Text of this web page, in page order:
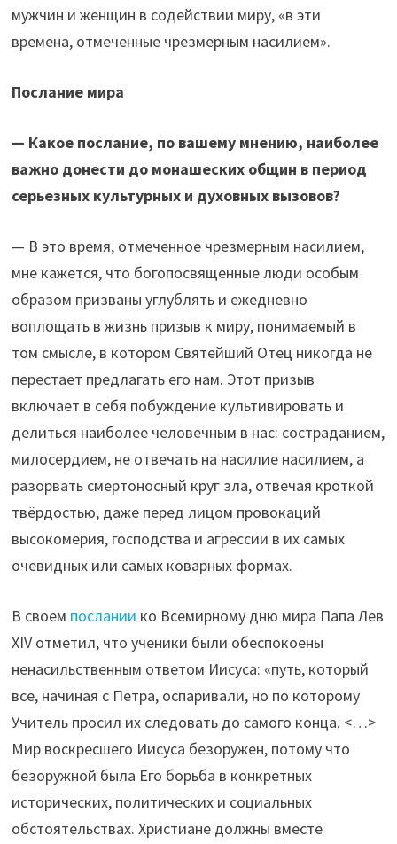
мужчин и женщин в содействии миру, «в эти
времена, отмеченные чрезмерным насилием».
Послание мира
— Какое послание, по вашему мнению, наиболее
важно донести до монашеских общин в период
серьезных культурных и духовных вызовов?
— В это время, отмеченное чрезмерным насилием,
мне кажется, что богопосвященные люди особым
образом призваны углублять и ежедневно
воплощать в жизнь призыв к миру, понимаемый в
том смысле, в котором Святейший Отец никогда не
перестает предлагать его нам. Этот призыв
включает в себя побуждение культивировать и
делиться наиболее человечным в нас: состраданием,
милосердием, не отвечать на насилие насилием, а
разорвать смертоносный круг зла, отвечая кроткой
твёрдостью, даже перед лицом провокаций
высокомерия, господства и агрессии в их самых
очевидных или самых коварных формах.
В своем послании ко Всемирному дню мира Папа Лев
XIV отметил, что ученики были обеспокоены
ненасильственным ответом Иисуса: «путь, который
все, начиная с Петра, оспаривали, но по которому
Учитель просил их следовать до самого конца. <…>
Мир воскресшего Иисуса безоружен, потому что
безоружной была Его борьба в конкретных
исторических, политических и социальных
обстоятельствах. Христиане должны вместе